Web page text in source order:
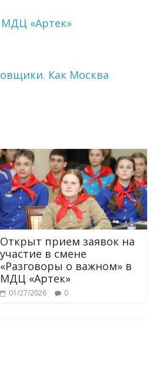
МДЦ «Артек»
Как Москва
Открыт прием заявок на
участие в смене
«Разговоры о важном» в
МДЦ «Артек»
01/27/2026 0